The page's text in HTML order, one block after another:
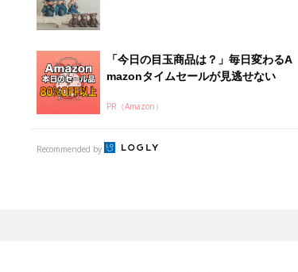
「今日の目玉商品は？」毎日変わるA
mazonタイムセールが見逃せない
PR（Amazon）
Recommended by